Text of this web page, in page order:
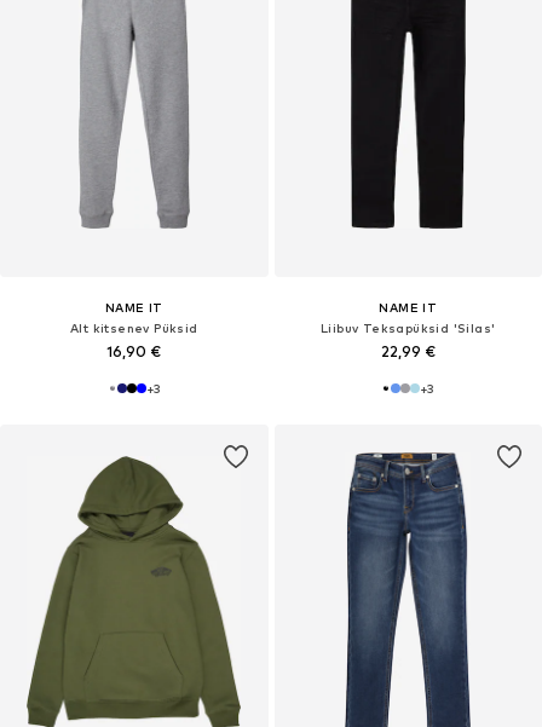
NAME IT
Alt kitsenev Püksid
16,90 €
+3
NAME IT
Liibuv Teksapüksid 'Silas'
22,99 €
+3